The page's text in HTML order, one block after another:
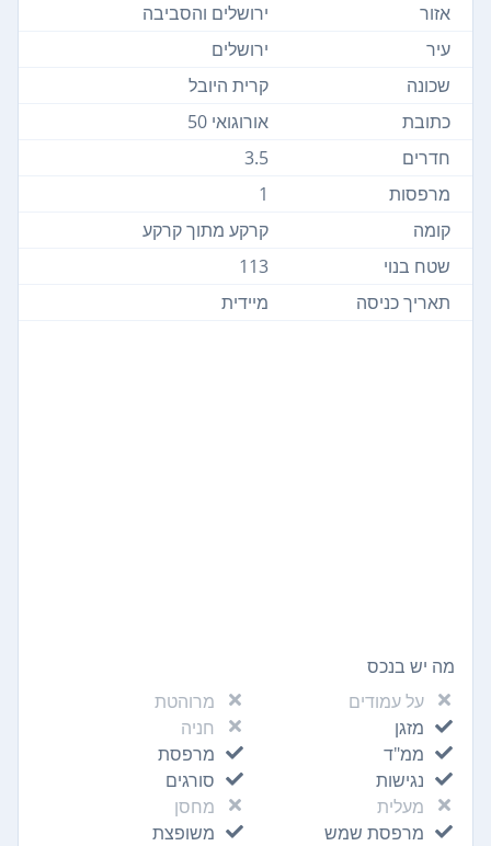
אזור
ירושלים והסביבה
עיר
ירושלים
שכונה
קרית היובל
כתובת
אורוגואי 50
חדרים
3.5
מרפסות
1
קומה
קרקע מתוך קרקע
שטח בנוי
113
תאריך כניסה
מיידית
מה יש בנכס
על עמודים
מרוהטת
מזגן
חניה
ממ"ד
מרפסת
נגישות
סורגים
מעלית
מחסן
מרפסת שמש
משופצת